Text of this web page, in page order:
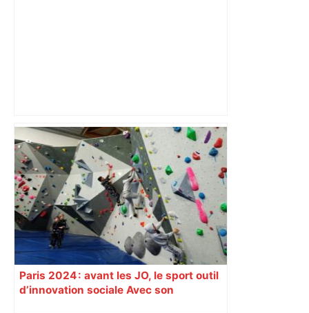
Nouveau risque de suspension pour le
chantier de l’A69 après des
débordements d’emprises des travaux
Paris 2024 : avant les JO, le sport outil
d’innovation sociale Avec son